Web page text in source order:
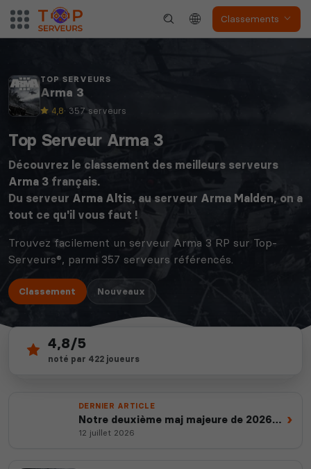
Classements
TOP SERVEURS
Arma 3
4,8· 357 serveurs
Top Serveur Arma 3
Découvrez le classement des meilleurs serveurs
Arma 3 français.
Du serveur Arma Altis, au serveur Arma Malden, on a
tout ce qu'il vous faut !
Trouvez facilement un serveur Arma 3 RP sur Top-
Serveurs®, parmi 357 serveurs référencés.
Classement Nouveaux
357
serveurs actifs
depuis 2012
14 ans d'expertise
3 930
4,8/5
noté par 422 joueurs
DERNIER ARTICLE
Notre deuxième maj majeure de 2026
est en ligne
12 juillet 2026
›